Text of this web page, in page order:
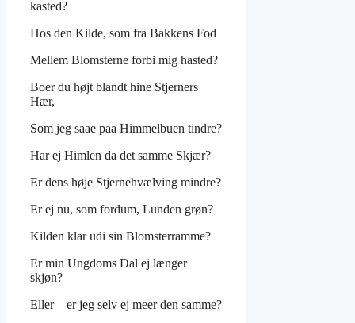
kasted?
Hos den Kilde, som fra Bakkens Fod
Mellem Blomsterne forbi mig hasted?
Boer du højt blandt hine Stjerners
Hær,
Som jeg saae paa Himmelbuen tindre?
Har ej Himlen da det samme Skjær?
Er dens høje Stjernehvælving mindre?
Er ej nu, som fordum, Lunden grøn?
Kilden klar udi sin Blomsterramme?
Er min Ungdoms Dal ej længer
skjøn?
Eller – er jeg selv ej meer den samme?